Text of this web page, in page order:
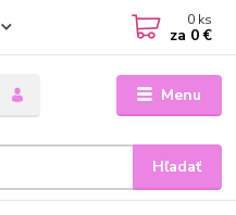
Menu
Hľadať
0 ks
za 0 €